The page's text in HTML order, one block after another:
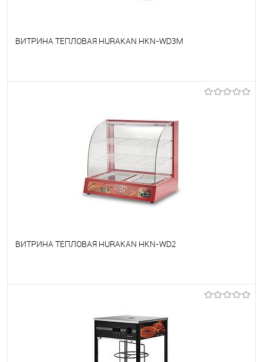
ВИТРИНА ТЕПЛОВАЯ HURAKAN HKN-WD3M
ВИТРИНА ТЕПЛОВАЯ HURAKAN HKN-WD2